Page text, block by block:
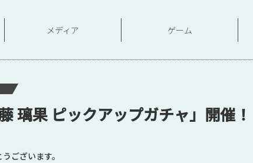
メディア ゲーム
璃果 ピックアップガチャ」開催！
ございます。